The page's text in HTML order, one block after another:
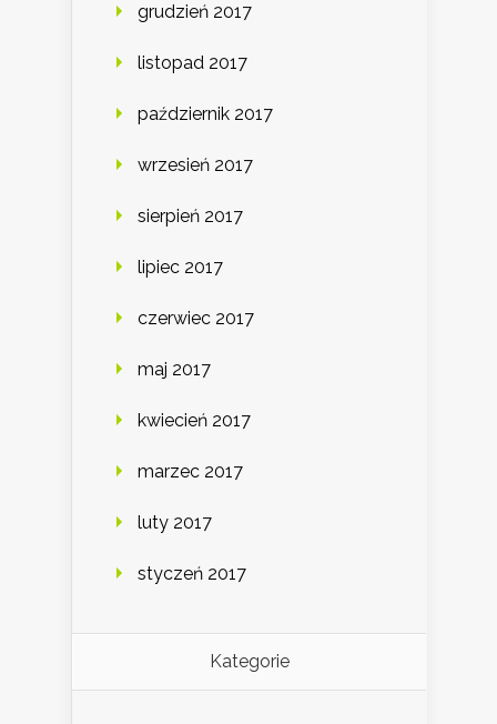
grudzień 2017
listopad 2017
październik 2017
wrzesień 2017
sierpień 2017
lipiec 2017
czerwiec 2017
maj 2017
kwiecień 2017
marzec 2017
luty 2017
styczeń 2017
Kategorie